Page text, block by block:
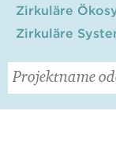
Zirkuläre
Zirkuläre